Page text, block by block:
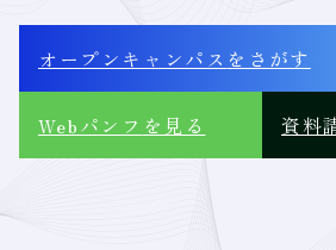
オープンキャンパス をさがす
Webパンフ を見る 資料